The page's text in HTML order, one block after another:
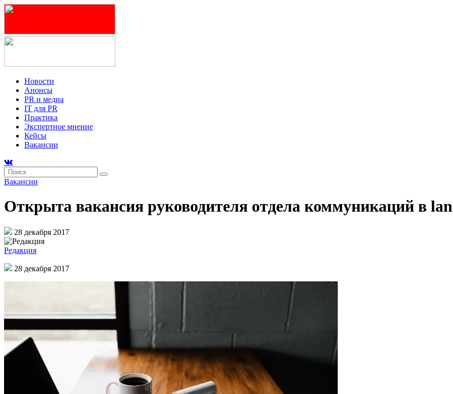
Новости
Анонсы
PR и медиа
IT для PR
Практика
Экспертное мнение
Кейсы
Вакансии
Вакансии
Открыта вакансия руководителя отдела коммуникаций в
28 декабря 2017
Редакция
28 декабря 2017